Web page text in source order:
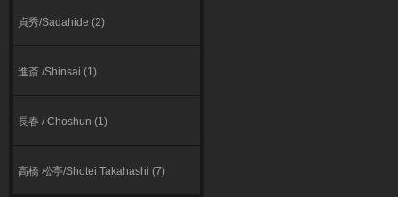
貞秀/Sadahide (2)
進斎 /Shinsai (1)
長春 / Choshun (1)
高橋 松亭/Shotei Takahashi (7)